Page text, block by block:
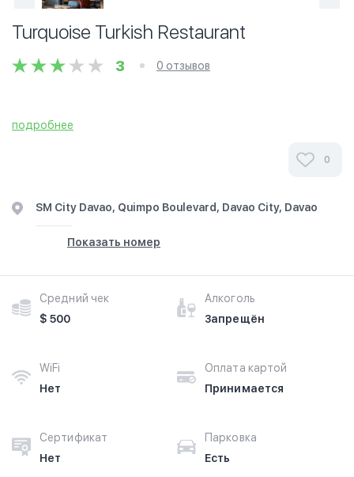
Turquoise Turkish Restaurant
3 0 отзывов
подробнее
0
SM City Davao, Quimpo Boulevard, Davao City, Davao
Показать номер
Средний чек
$ 500
Алкоголь
Запрещён
WiFi
Нет
Оплата картой
Принимается
Сертификат
Нет
Парковка
Есть